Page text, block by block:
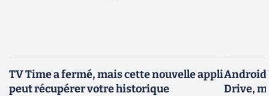
TV Time a fermé, mais cette nouvelle appli
peut récupérer votre historique
Android
Drive,